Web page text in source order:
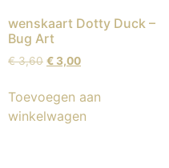
wenskaart Dotty Duck –
Bug Art
€3,60 € 3,00
Toevoegen aan
winkelwagen